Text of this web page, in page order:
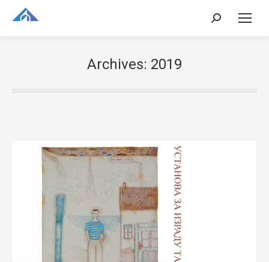
Search:
Archives: 2019